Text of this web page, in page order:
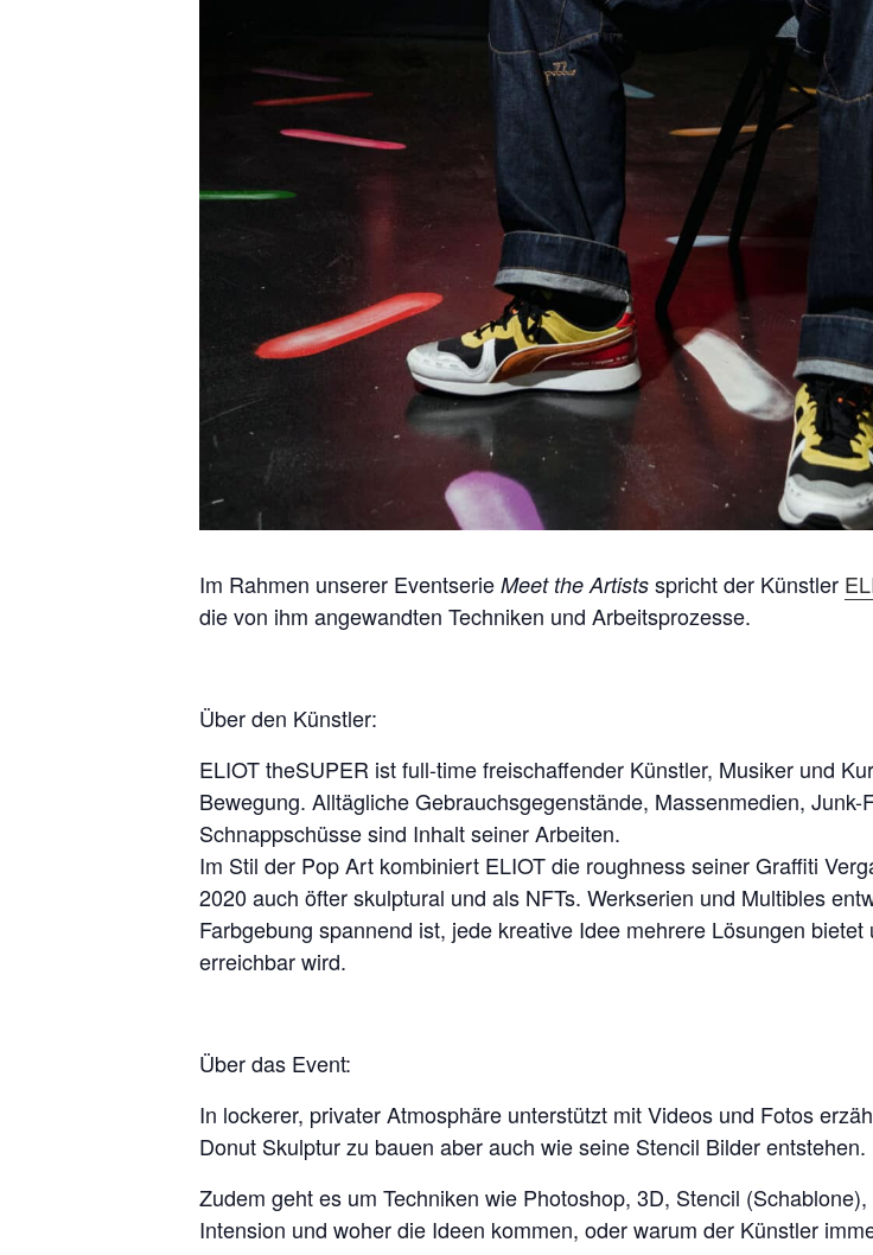
Im Rahmen unserer Eventserie Meet the Artists spricht der Künstler
die von ihm angewandten Techniken und Arbeitsprozesse.
Über den Künstler:
ELIOT theSUPER ist full-time freischaffender Künstler, Musiker und
Bewegung. Alltägliche Gebrauchsgegenstände, Massenmedien,
Schnappschüsse sind Inhalt seiner Arbeiten.
Im Stil der Pop Art kombiniert ELIOT die roughness seiner Graffiti
2020 auch öfter skulptural und als NFTs. Werkserien und Multibles
Farbgebung spannend ist, jede kreative Idee mehrere Lösungen
erreichbar wird.
Über das Event:
In lockerer, privater Atmosphäre unterstützt mit Videos und Fotos
Donut Skulptur zu bauen aber auch wie seine Stencil Bilder entstehen.
Zudem geht es um Techniken wie Photoshop, 3D, Stencil
Intension und woher die Ideen kommen, oder warum der Künstler